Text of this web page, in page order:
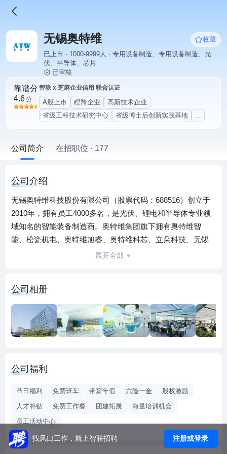
无锡奥特维
收藏
已上市 · 1000-9999人 · 专用设备制造、专用设备制造、光
伏、半导体、芯片
已审核
靠谱分
4.6分
智联 x 芝麻企业信用 联合认证
A股上市 瞪羚企业
高新技术企业
省级工程技术研究中心
省级博士后创新实践基地 ...
公司简介 在招职位 · 177
公司介绍
无锡奥特维科技股份有限公司（股票代码：688516）创立于
2010年，拥有员工4000多名，是光伏、锂电和半导体专业领
域知名的智能装备制造商。奥特维集团旗下拥有奥特维智
能、松瓷机电、奥特维旭睿、奥特维科芯、立朵科技、无锡
智远等子公司，产品覆盖光伏产业链的拉棒、硅片、电池、
场占有率较高。公司自主研发了锂电模组、PACK智能生产线
及锂电池外观分选设备，得到行业知名客户多批次多项目的
复选采购；并于2021年正式推出半导体键合设备，已获得批
量订单。未来，奥特维将致力于为客户提供产业链全面、智
标试点企业、无锡市两化融合示范企业、无锡光伏装备先进
获得了江苏省科技成果转化项目、江苏省首台（套）重大装
备及关键部件示范应用项目、江苏省高端装备研制赶超工程
支持。公司主营产品“CH150光伏超薄电池片自动串焊机”和子
公司产品“ALP240R圆柱电芯锂电池包智能生产线”均获得了江
展开全部
公司相册
公司福利
节日福利 免费班车 带薪年假 六险一金
股权激励
人才补贴
免费工作餐 团建拓展
海量培训机会
员工活动中心
找风口工作，就上智联招聘 注册或登录